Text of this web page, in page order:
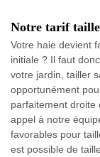
Notre tarif
Votre haie devient
initiale ? Il faut
votre jardin, tailler
opportunément
parfaitement droite
appel à notre
favorables pour
est possible de